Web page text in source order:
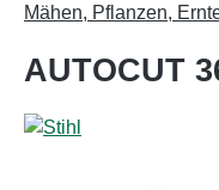
Mähen, Pflanzen,
AUTOCUT